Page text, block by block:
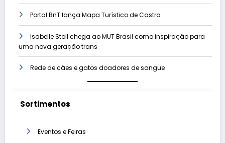
Portal BnT lança Mapa Turístico de Castro
Isabelle Stoll chega ao MUT Brasil como inspiração para
uma nova geração trans
Rede de cães e gatos doadores de sangue
Sortimentos
Eventos e Feiras